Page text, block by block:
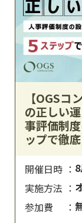
【OGSコ
の正しい
事評価制
ップ
開催日時
実施方法
参加費